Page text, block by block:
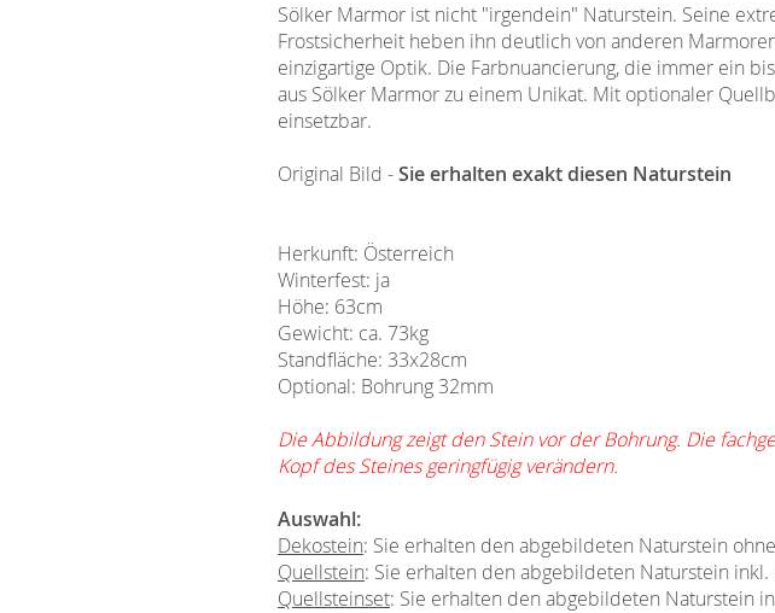
Sölker Marmor ist nicht "irgendein" Naturstein. Seine
Frostsicherheit heben ihn deutlich von anderen
einzigartige Optik. Die Farbnuancierung, die immer ein
aus Sölker Marmor zu einem Unikat. Mit optionaler
einsetzbar.
Original Bild -Sie erhalten exakt diesen Naturstein
Herkunft: Österreich
Winterfest: ja
Höhe: 63cm
Gewicht: ca. 73kg
Standfläche: 33x28cm
Optional: Bohrung 32mm
Die Abbildung zeigt den Stein vor der Bohrung. Die
Kopf des Steines geringfügig verändern.
Auswahl:
Dekostein: Sie erhalten den abgebildeten Naturstein
Quellstein: Sie erhalten den abgebildeten Naturstein inkl.
Quellsteinset: Sie erhalten den abgebildeten Naturstein